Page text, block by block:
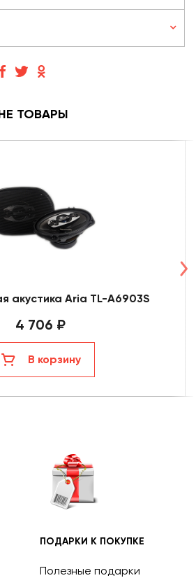
ТОВАРЫ
акустика Aria TL-A6903S
4 706 ₽
В корзину
ПОДАРКИ К ПОКУПКЕ
Полезные подарки